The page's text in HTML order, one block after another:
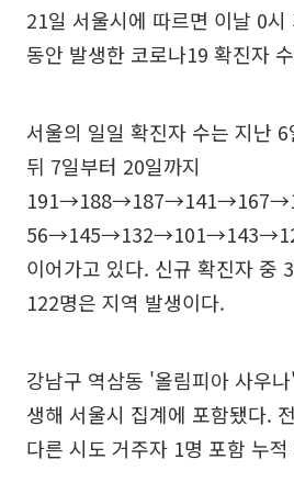
21일 서울시에 따르면 이날 0
동안 발생한 코로나19 확진자
서울의 일일 확진자 수는 지난
뒤 7일부터 20일까지
이어가고 있다. 신규 확진자 중
122명은 지역 발생이다.
강남구 역삼동 '올림피아 사우
생해 서울시 집계에 포함됐다.
다른 시도 거주자 1명 포함 누